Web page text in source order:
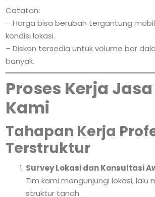
Catatan:
– Harga bisa berubah tergantung
kondisi lokasi.
– Diskon tersedia untuk volume bor
banyak.
Proses Kerja
Kami
Tahapan Kerja
Terstruktur
Survey Lokasi dan Konsultasi
Tim kami mengunjungi lokasi, lalu
struktur tanah.